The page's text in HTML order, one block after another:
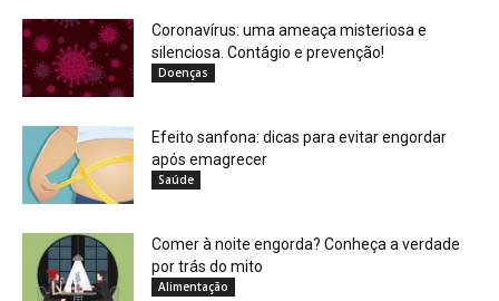
Coronavírus: uma ameaça misteriosa e
silenciosa. Contágio e prevenção!
Doenças
Efeito sanfona: dicas para evitar engordar
após emagrecer
Saúde
Comer à noite engorda? Conheça a verdade
por trás do mito
Alimentação